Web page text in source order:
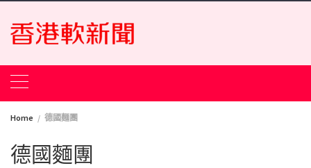
Skip
content
Home 德國麵團
德國麵團